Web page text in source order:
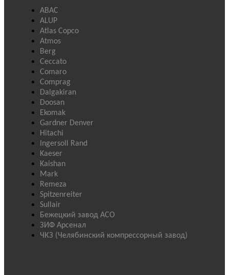
ABAC
ALUP
Atlas Copco
Atmos
Berg
Ceccato
Comaro
Comprag
Dalgakiran
Doosan
Ekomak
Gardner Denver
Hitachi
Ingersoll Rand
Kaeser
Kaishan
Mark
Remeza
Spitzenreiter
Sullair
Бежецкий завод АСО
ЗИФ Арсенал
ЧКЗ (Челябинский компрессорный завод)